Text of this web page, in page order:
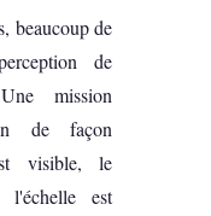
beaucoup de
de
mission
de façon
visible, le
l'échelle est